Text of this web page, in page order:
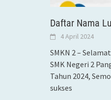
Daftar Nama
4 April 2024
SMKN 2 –
SMK Negeri 2
Tahun 2024,
sukses